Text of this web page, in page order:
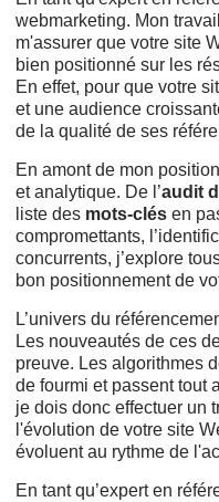
webmarketing. Mon
m'assurer que votre site
bien positionné sur les
En effet, pour que votre
et une audience
de la qualité de ses
En amont de mon
et analytique. De l’audit
liste des mots-clés en
compromettants,
concurrents, j’explore
bon positionnement de
L’univers du
Les nouveautés de ces
preuve. Les algorithmes
de fourmi et passent tout
je dois donc effectuer un
l'évolution de votre site
évoluent au rythme de
En tant qu’expert en